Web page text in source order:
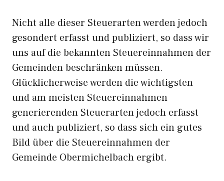
Nicht alle dieser Steuerarten werden jedoch
gesondert erfasst und publiziert, so dass wir
uns auf die bekannten Steuereinnahmen der
Gemeinden beschränken müssen.
Glücklicherweise werden die wichtigsten
und am meisten Steuereinnahmen
generierenden Steuerarten jedoch erfasst
und auch publiziert, so dass sich ein gutes
Bild über die Steuereinnahmen der
Gemeinde Obermichelbach ergibt.